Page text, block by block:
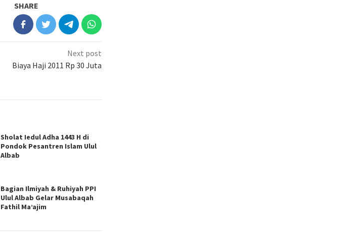
SHARE
Next post
Biaya Haji 2011 Rp 30 Juta
Sholat Iedul Adha 1443 H di
Pondok Pesantren Islam Ulul
Albab
Bagian Ilmiyah & Ruhiyah PPI
Ulul Albab Gelar Musabaqah
Fathil Ma’ajim